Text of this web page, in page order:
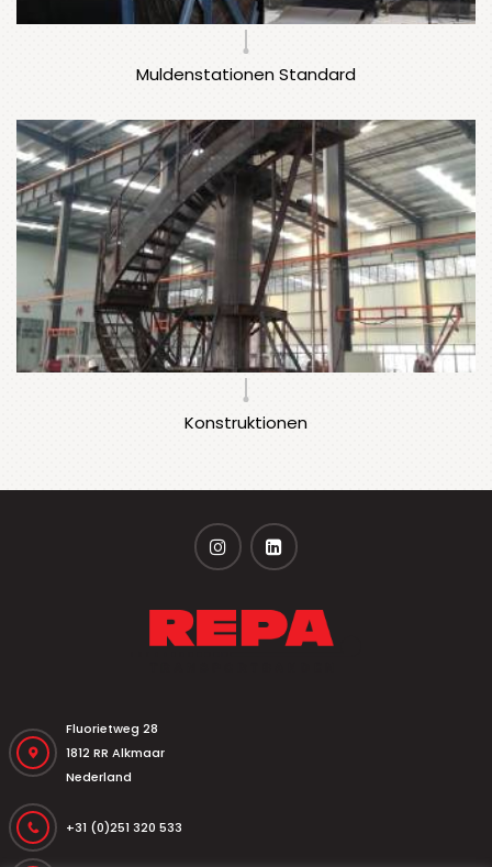
Muldenstationen Standard
Konstruktionen
Fluorietweg 28
1812 RR Alkmaar
Nederland
+31 (0)251 320 533